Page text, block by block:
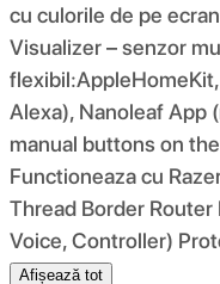
cu culorile de pe
Visualizer – senzor
Alexa), Nanoleaf App
manual buttons on
Functioneaza cu
Thread Border Router
Voice, Controller)
Afișează tot